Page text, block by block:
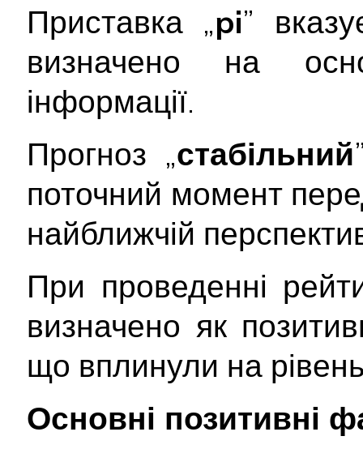
Приставка „pi”
визначено на
інформації.
Прогноз „стабільний
поточний момент
найближчій
При проведенні
визначено як
що вплинули на
Основні позитивні